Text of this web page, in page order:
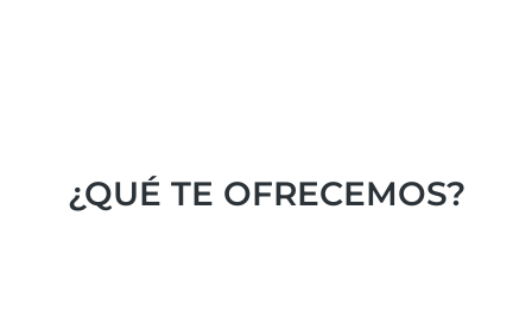
¿QUÉ TE OFRECEMOS?